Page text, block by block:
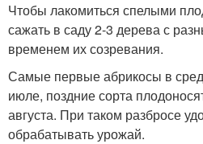
Чтобы лакомиться спелыми
сажать в саду 2-3 дерева с
временем их созревания.
Самые первые абрикосы в
июле, поздние сорта
августа. При таком разбросе
обрабатывать урожай.